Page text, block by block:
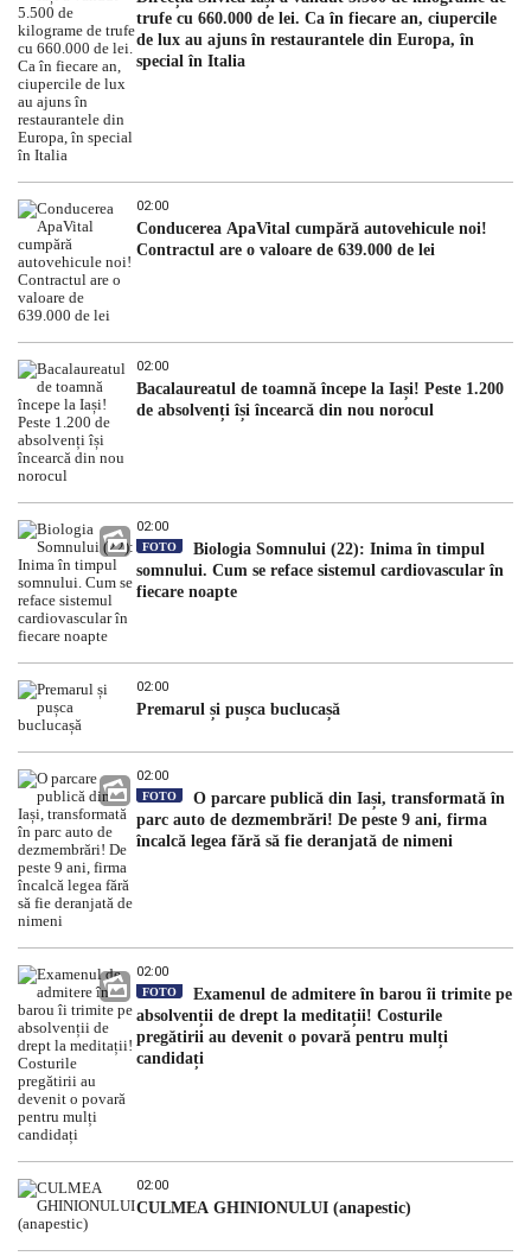
trufe cu 660.000 de lei. Ca în fiecare an, ciupercile
de lux au ajuns în restaurantele din Europa, în
special în Italia
02:00
Conducerea ApaVital cumpără autovehicule noi!
Contractul are o valoare de 639.000 de lei
02:00
Bacalaureatul de toamnă începe la Iași! Peste 1.200
de absolvenți își încearcă din nou norocul
02:00
FOTO
Biologia Somnului (22): Inima în timpul
somnului. Cum se reface sistemul cardiovascular în
fiecare noapte
02:00
Premarul și pușca buclucașă
02:00
FOTO
O parcare publică din Iași, transformată în
parc auto de dezmembrări! De peste 9 ani, firma
încalcă legea fără să fie deranjată de nimeni
02:00
FOTO
Examenul de admitere în barou îi trimite pe
absolvenții de drept la meditații! Costurile
pregătirii au devenit o povară pentru mulți
candidați
02:00
CULMEA GHINIONULUI (anapestic)